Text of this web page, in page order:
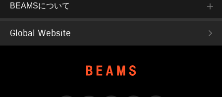
BEAMSについて
Global Website